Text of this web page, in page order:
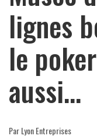
lignes
le
aussi…
Par Lyon Entreprises